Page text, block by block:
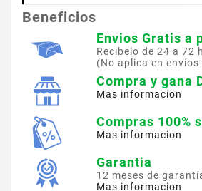
Beneficios
Envios Gratis a
Recibelo de 24 a 72
(No aplica en
Compra y gana
Mas informacion
Compras 100%
Mas informacion
Garantia
12 meses de
Mas informacion